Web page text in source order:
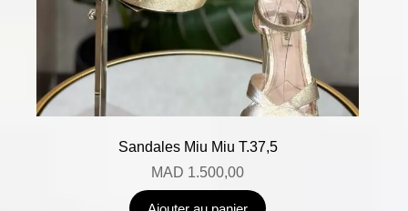
Sandales Miu Miu T.37,5
MAD 1.500,00